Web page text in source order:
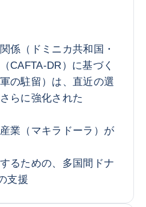
係（ドミニカ共和国・
CAFTA-DR）に基づく
の駐留）は、直近の選
らに強化された
業（マキラドーラ）が
るための、多国間ドナ
支援